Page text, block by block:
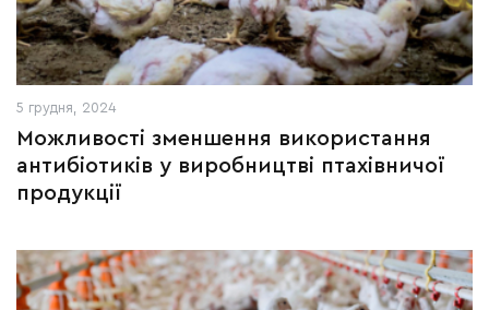
5 грудня, 2024
Можливості зменшення використання
антибіотиків у виробництві птахівничої
продукції